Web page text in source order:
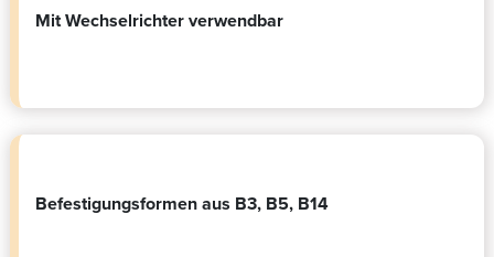
Mit Wechselrichter verwendbar
Befestigungsformen aus B3, B5, B14